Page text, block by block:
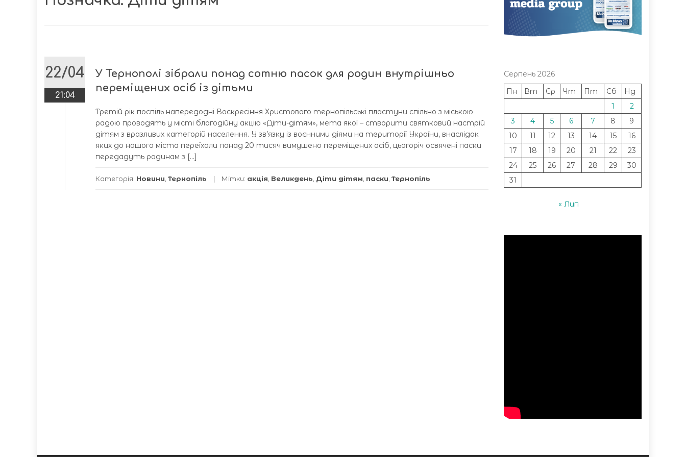
22/04
21:04
У Тернополі зібрали понад сотню пасок для родин внутрішньо
переміщених осіб із дітьми
Третій рік поспіль напередодні Воскресіння Христового тернопільські пластуни спільно з міською
радою проводять у місті благодійну акцію «Діти-дітям», мета якої – створити святковий настрій
дітям з вразливих категорій населення. У зв’язку із воєнними діями на території України, внаслідок
яких до нашого міста переїхали понад 20 тисяч вимушено переміщених осіб, цьогоріч освячені паски
передадуть родинам з […]
Категорія: Новини Тернопіль Мітки: акція Великдень Діти дітям паски Тернопіль
Серпень 2026
Пн
Вт Ср Чт Пт Сб
Нд
1
2
3
4 5 6 7 8
9
10
11 12 13 14 15
16
17
18 19 20 21 22
23
24
25 26 27 28 29
30
31
« Лип